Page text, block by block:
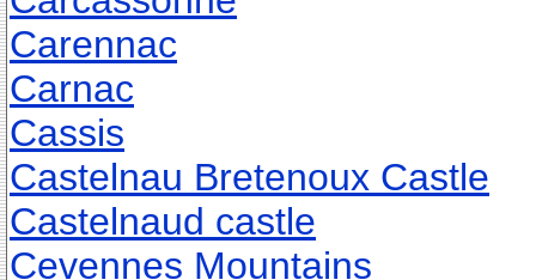
Carennac
Carnac
Cassis
Castelnau Bretenoux Castle
Castelnaud castle
Cevennes Mountains